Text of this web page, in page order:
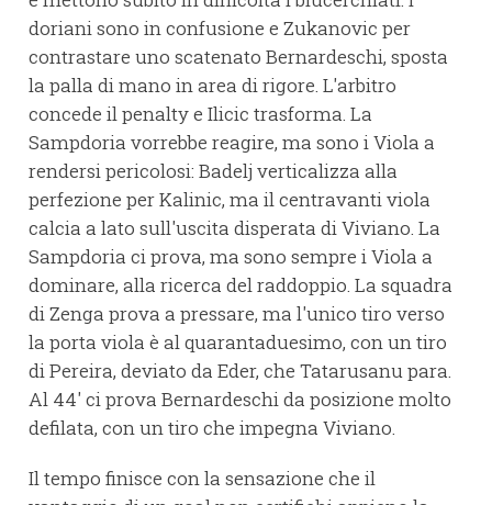
doriani sono in confusione e Zukanovic per
contrastare uno scatenato Bernardeschi, sposta
la palla di mano in area di rigore. L'arbitro
concede il penalty e Ilicic trasforma. La
Sampdoria vorrebbe reagire, ma sono i Viola a
rendersi pericolosi: Badelj verticalizza alla
perfezione per Kalinic, ma il centravanti viola
calcia a lato sull'uscita disperata di Viviano. La
Sampdoria ci prova, ma sono sempre i Viola a
dominare, alla ricerca del raddoppio. La squadra
di Zenga prova a pressare, ma l'unico tiro verso
la porta viola è al quarantaduesimo, con un tiro
di Pereira, deviato da Eder, che Tatarusanu para.
Al 44' ci prova Bernardeschi da posizione molto
defilata, con un tiro che impegna Viviano.
Il tempo finisce con la sensazione che il